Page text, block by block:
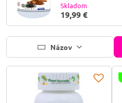
Skladom
19,99 €
Názov